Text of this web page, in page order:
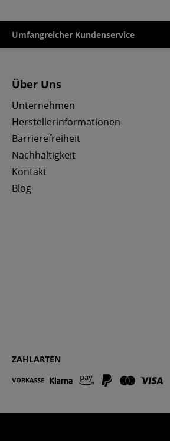
Umfangreicher Kundenservice
Über Uns
Unternehmen
Herstellerinformationen
Barrierefreiheit
Nachhaltigkeit
Kontakt
Blog
ZAHLARTEN